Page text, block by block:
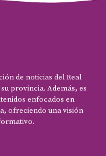
de noticias del Real
provincia. Además, es
enfocados en
ofreciendo una visión